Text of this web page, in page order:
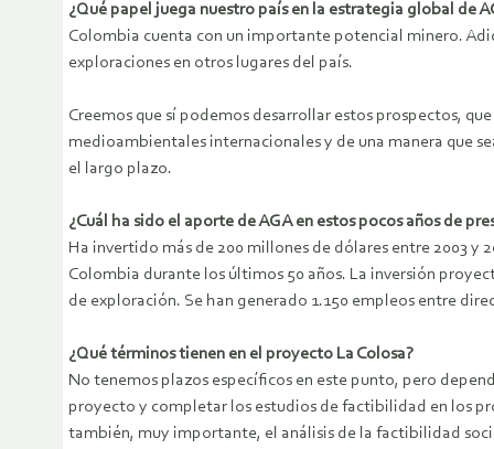
¿Qué papel juega nuestro país en la estrategia global de
Colombia cuenta con un importante potencial minero.
exploraciones en otros lugares del país.
Creemos que sí podemos desarrollar estos prospectos,
medioambientales internacionales y de una manera que
el largo plazo.
¿Cuál ha sido el aporte de AGA en estos pocos años de
Ha invertido más de 200 millones de dólares entre 2003
Colombia durante los últimos 50 años. La inversión
de exploración. Se han generado 1.150 empleos entre
¿Qué términos tienen en el proyecto La Colosa?
No tenemos plazos específicos en este punto, pero
proyecto y completar los estudios de factibilidad en los
también, muy importante, el análisis de la factibilidad